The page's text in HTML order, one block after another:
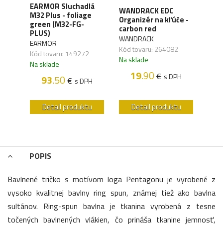
EARMOR Sluchadlá
M32 Plus - foliage
green (M32-FG-
PLUS)
EARMOR
Kód tovaru: 149272
Na sklade
93.50€ s DPH
Detail produktu
WANDRACK EDC
Organizér na kľúče -
carbon red
WANDRACK
Kód tovaru: 264082
Na sklade
19.90€ s DPH
Detail produktu
POPIS
Bavlnené tričko s motívom loga Pentagonu je vyrobené z
vysoko kvalitnej bavlny ring spun, známej tiež ako bavlna
sultánov. Ring-spun bavlna je tkanina vyrobená z tesne
točených bavlnených vlákien, čo prináša tkanine jemnosť,